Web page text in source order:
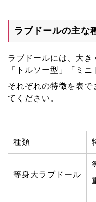
ラブドールの主な
ラブドールには、大き
「トルソー型」「ミ
それぞれの特徴を表
てください。
種類
等身大ラブドール